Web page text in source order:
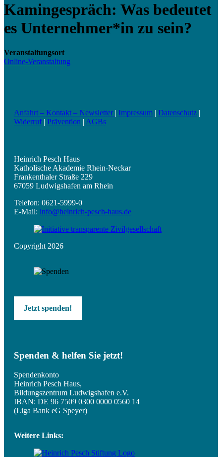
Kamingespräch: Was bedeutet
es Unternehmer*in zu sein?
Veranstaltungsort
Online-Veranstaltung
Anfahrt – Kontakt – Newsletter | Impressum | Datenschutz |
Widerruf| Prävention | AGBs
Heinrich Pesch Haus
Katholische Akademie Rhein-Neckar
Frankenthaler Straße 229
67059 Ludwigshafen am Rhein
Telefon: 0621-5999-0
E-Mail: info@heinrich-pesch-haus.de
Copyright 2026
Jetzt spenden!
Spenden & helfen Sie jetzt!
Spendenkonto
Heinrich Pesch Haus,
Bildungszentrum Ludwigshafen e.V.
IBAN: DE 96 7509 0300 0000 0560 14
(Liga Bank eG Speyer)
Weitere Links: